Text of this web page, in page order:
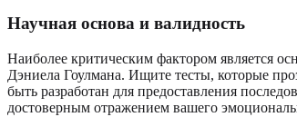
Научная основа и валидность
Наиболее критическим фактором является
Дэниела Гоулмана. Ищите тесты, которые
быть разработан для предоставления
достоверным отражением вашего